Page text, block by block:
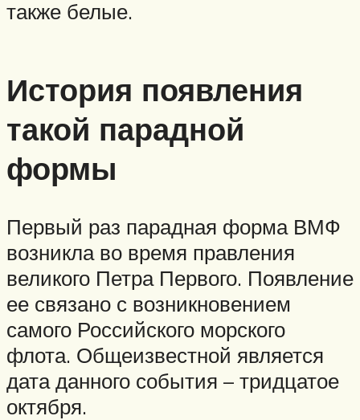
также белые.
История появления
такой парадной
формы
Первый раз парадная форма ВМФ
возникла во время правления
великого Петра Первого. Появление
ее связано с возникновением
самого Российского морского
флота. Общеизвестной является
дата данного события – тридцатое
октября.